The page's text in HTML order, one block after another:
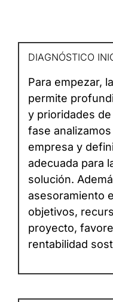
DIAGNÓSTICO
Para empezar, la
permite
y prioridades
fase
empresa y
adecuada para
solución.
asesoramiento
objetivos,
proyecto,
rentabilidad